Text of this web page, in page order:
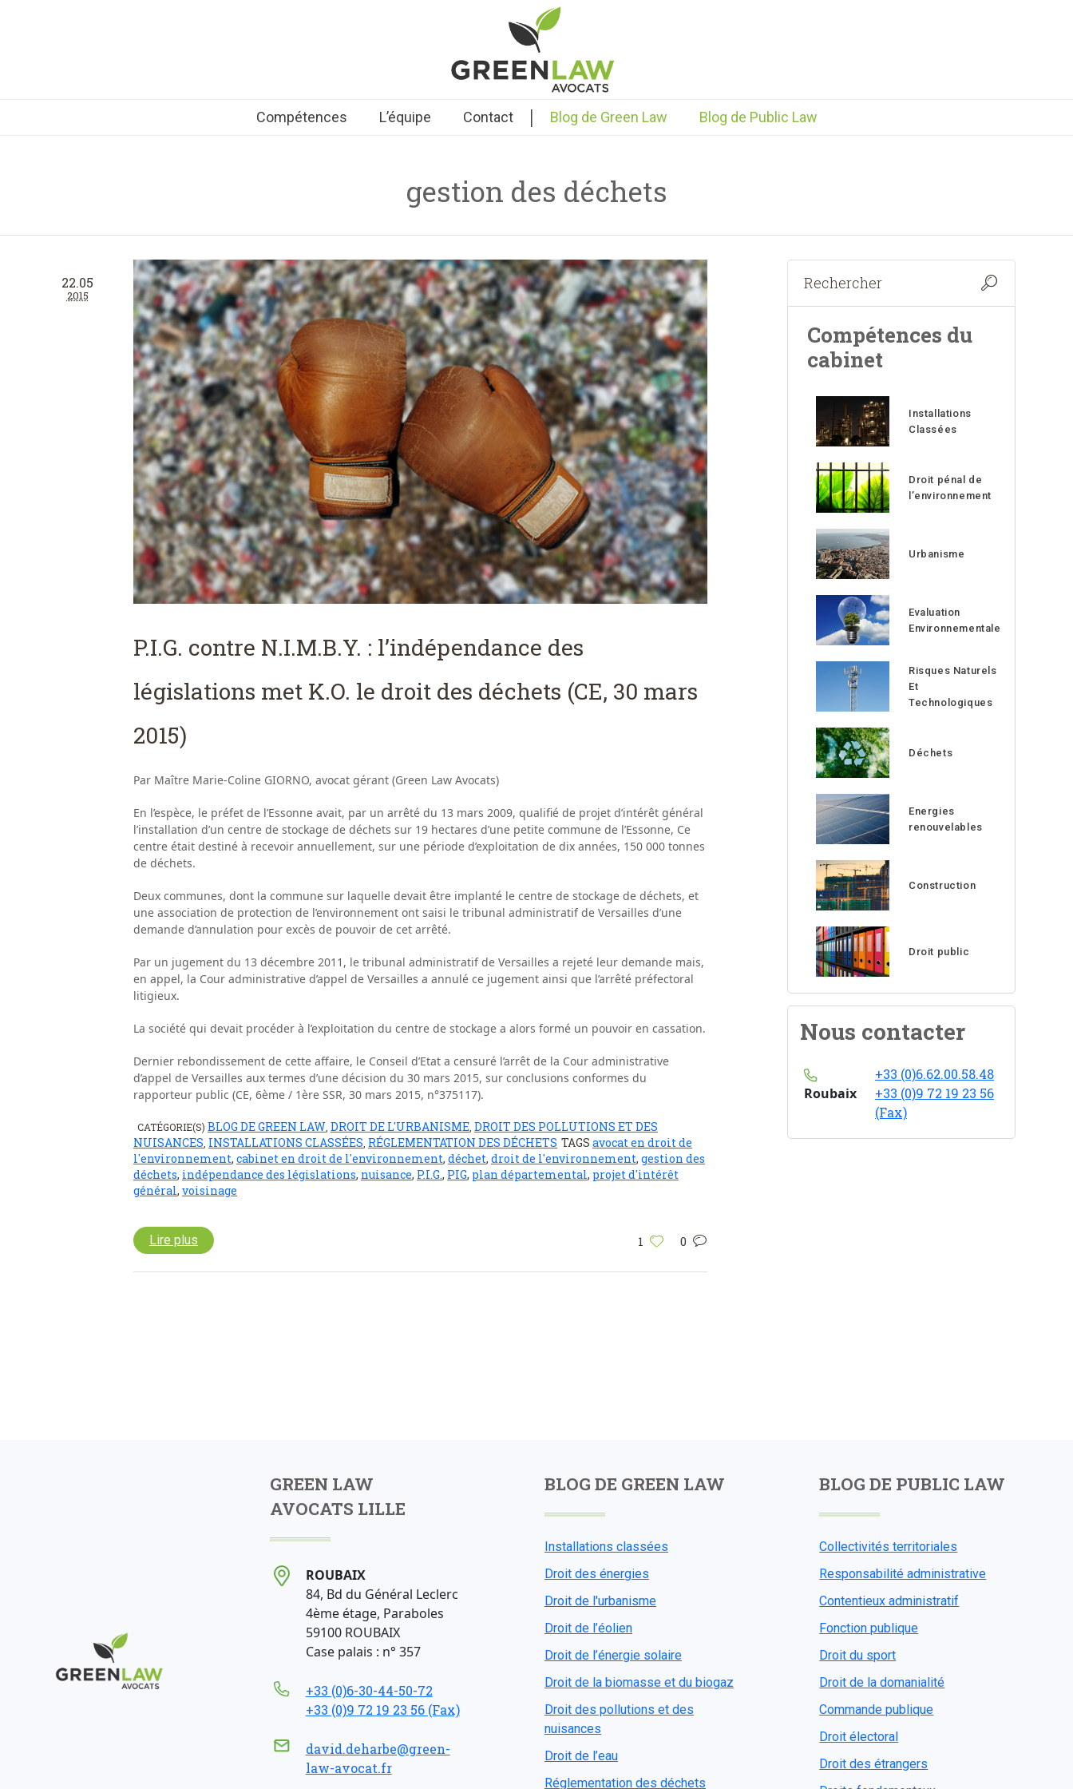
Compétences L’équipe Contact | Blog de Green Law Blog de Public Law
gestion des déchets
22.05
2015
P.I.G. contre N.I.M.B.Y. : l’indépendance des
législations met K.O. le droit des déchets (CE, 30 mars
2015)
Par Maître Marie-Coline GIORNO, avocat gérant (Green Law Avocats)
En l’espèce, le préfet de l’Essonne avait, par un arrêté du 13 mars 2009, qualifié de projet d’intérêt général
l’installation d’un centre de stockage de déchets sur 19 hectares d’une petite commune de l’Essonne, Ce
centre était destiné à recevoir annuellement, sur une période d’exploitation de dix années, 150 000 tonnes
de déchets.
Deux communes, dont la commune sur laquelle devait être implanté le centre de stockage de déchets, et
une association de protection de l’environnement ont saisi le tribunal administratif de Versailles d’une
demande d’annulation pour excès de pouvoir de cet arrêté.
Par un jugement du 13 décembre 2011, le tribunal administratif de Versailles a rejeté leur demande mais,
en appel, la Cour administrative d’appel de Versailles a annulé ce jugement ainsi que l’arrêté préfectoral
litigieux.
La société qui devait procéder à l’exploitation du centre de stockage a alors formé un pouvoir en cassation.
Dernier rebondissement de cette affaire, le Conseil d’Etat a censuré l’arrêt de la Cour administrative
d’appel de Versailles aux termes d’une décision du 30 mars 2015, sur conclusions conformes du
rapporteur public (CE, 6ème / 1ère SSR, 30 mars 2015, n°375117).
CATÉGORIE(S) BLOG DE GREEN LAW DROIT DE L'URBANISME DROIT DES POLLUTIONS ET DES
NUISANCES INSTALLATIONS CLASSÉES RÉGLEMENTATION DES DÉCHETS TAGS avocat en droit de
l'environnement, cabinet en droit de l'environnement, déchet, droit de l'environnement, gestion des
déchets, indépendance des législations, nuisance, P.I.G., PIG, plan départemental, projet d'intérêt
général, voisinage
1 0
Lire plus
Compétences du
cabinet
Installations
Classées
Droit pénal de
l’environnement
Urbanisme
Evaluation
Environnementale
Risques Naturels
Et
Technologiques
Déchets
Energies
renouvelables
Construction
Droit public
Nous contacter
Roubaix
+33 (0)6.62.00.58.48
+33 (0)9 72 19 23 56
(Fax)
GREEN LAW
AVOCATS LILLE
ROUBAIX
84, Bd du Général Leclerc
4ème étage, Paraboles
59100 ROUBAIX
Case palais : n° 357
+33 (0)6-30-44-50-72
+33 (0)9 72 19 23 56 (Fax)
david.deharbe@green-
law-avocat.fr
BLOG DE GREEN LAW
Installations classées
Droit des énergies
Droit de l'urbanisme
Droit de l’éolien
Droit de l’énergie solaire
Droit de la biomasse et du biogaz
Droit des pollutions et des
nuisances
Droit de l’eau
Réglementation des déchets
BLOG DE PUBLIC LAW
Collectivités territoriales
Responsabilité administrative
Contentieux administratif
Fonction publique
Droit du sport
Droit de la domanialité
Commande publique
Droit électoral
Droit des étrangers